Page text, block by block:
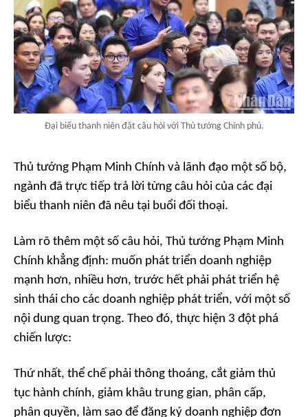
Đại biểu thanh niên đặt câu hỏi với Thủ tướng Chính phủ.
Thủ tướng Phạm Minh Chính và lãnh đạo một số bộ,
ngành đã trực tiếp trả lời từng câu hỏi của các đại
biểu thanh niên đã nêu tại buổi đối thoại.
Làm rõ thêm một số câu hỏi, Thủ tướng Phạm Minh
Chính khẳng định: muốn phát triển doanh nghiệp
mạnh hơn, nhiều hơn, trước hết phải phát triển hệ
sinh thái cho các doanh nghiệp phát triển, với một số
nội dung quan trọng. Theo đó, thực hiện 3 đột phá
chiến lược:
Thứ nhất, thể chế phải thông thoáng, cắt giảm thủ
tục hành chính, giảm khâu trung gian, phân cấp,
phân quyền, làm sao để đăng ký doanh nghiệp đơn